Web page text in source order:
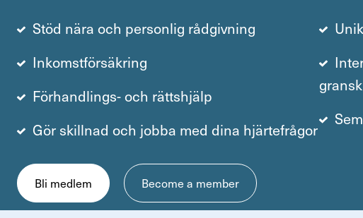
Stöd nära och personlig rådgivning
Inkomstförsäkring
Förhandlings- och rättshjälp
Gör skillnad och jobba med dina hjärtefrågor
Bli medlem Become a member